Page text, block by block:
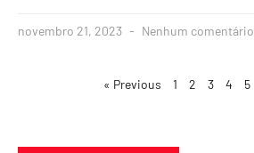
novembro 21, 2023 Nenhum comentário
« Previous 1 2 3 4 5